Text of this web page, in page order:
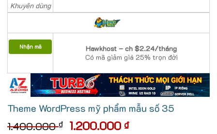
Khuyên dùng
Nhận mã
Hawkhost – ch $2.24/tháng
Có mã giảm giá 25% trọn đời
Theme WordPress mỹ phẩm mẫu số 35
1.400.000₫ Giá
1.200.000 ₫Giá